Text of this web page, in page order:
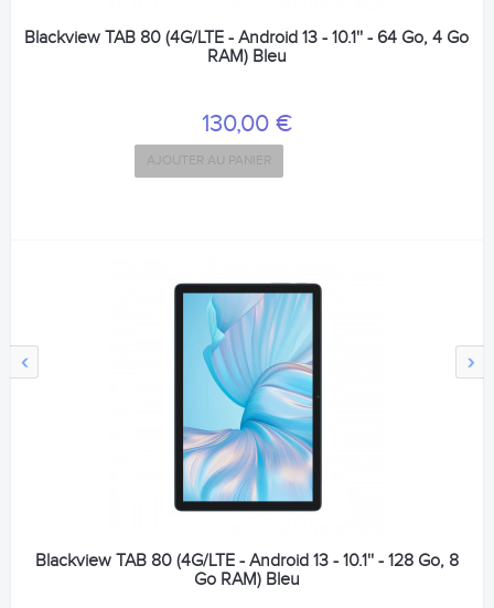
‹ ›
Blackview TAB 80 (4G/LTE - Android 13 - 10.1'' - 64 Go, 4 Go
RAM) Bleu
130,00 €
AJOUTER AU PANIER
Blackview TAB 80 (4G/LTE - Android 13 - 10.1'' - 128 Go, 8
Go RAM) Bleu